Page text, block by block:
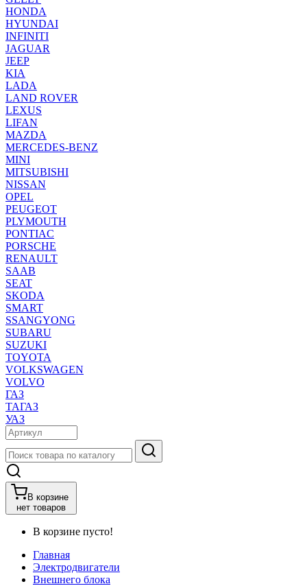
HONDA
HYUNDAI
INFINITI
JAGUAR
JEEP
KIA
LADA
LAND ROVER
LEXUS
LIFAN
MAZDA
MERCEDES-BENZ
MINI
MITSUBISHI
NISSAN
OPEL
PEUGEOT
PLYMOUTH
PONTIAC
PORSCHE
RENAULT
SAAB
SEAT
SKODA
SMART
SSANGYONG
SUBARU
SUZUKI
TOYOTA
VOLKSWAGEN
VOLVO
ГАЗ
ТАГАЗ
УАЗ
В корзине
нет товаров
В корзине пусто!
Главная
Электродвигатели
Внешнего блока